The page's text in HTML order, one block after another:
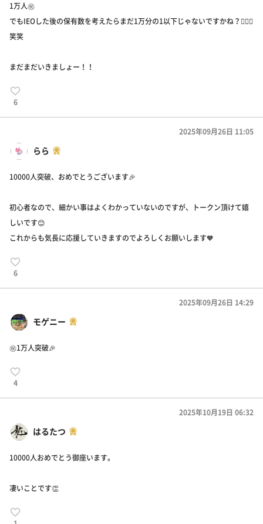
1万人㊗️
でもIEOした後の保有数を考えたらまだ1万分の1以下じゃないですかね？🤷🏻‍♂️
笑笑
まだまだいきましょー！！
6
らら
2025年09月26日 11:05
10000人突破、おめでとうございます🎉
初心者なので、細かい事はよくわかっていないのですが、トークン頂けて嬉
しいです😊
これからも気長に応援していきますのでよろしくお願いします🧡
6
モゲニー
2025年09月26日 14:29
㊗️1万人突破🎉
4
はるたつ
2025年10月19日 06:32
10000人おめでとう御座います。
凄いことです👏